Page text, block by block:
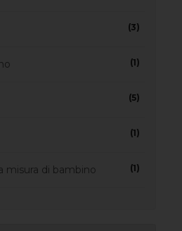
(3)
(1)
(5)
(1)
misura di bambino (1)